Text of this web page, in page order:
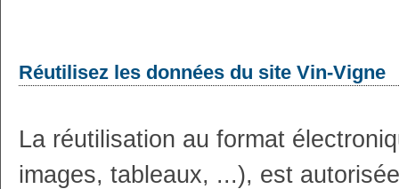
Réutilisez les données du site Vin-Vigne
La réutilisation au format
images, tableaux, ...), est